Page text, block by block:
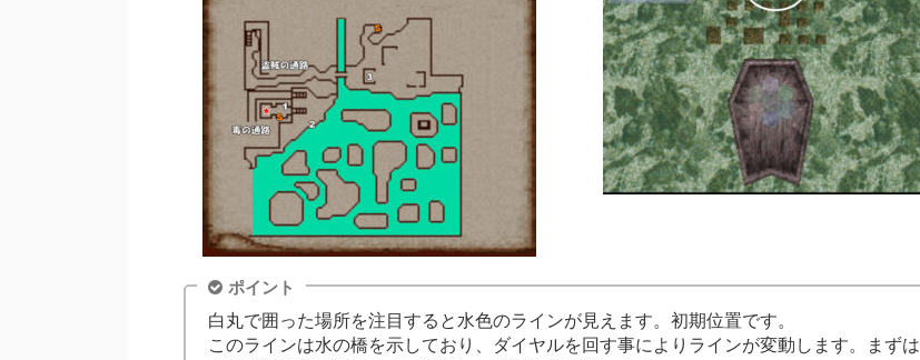
ポイント
白丸で囲った場所を注目すると水色のラインが見えます。初期位置です。
このラインは水の橋を示しており、ダイヤルを回す事によりラインが変動します。まずは